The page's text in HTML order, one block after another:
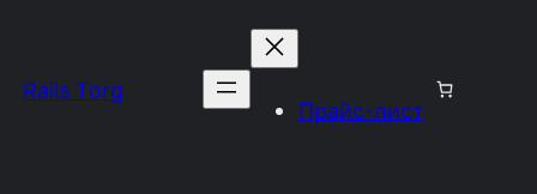
содержимому
Rails Torg
Прайс-лист